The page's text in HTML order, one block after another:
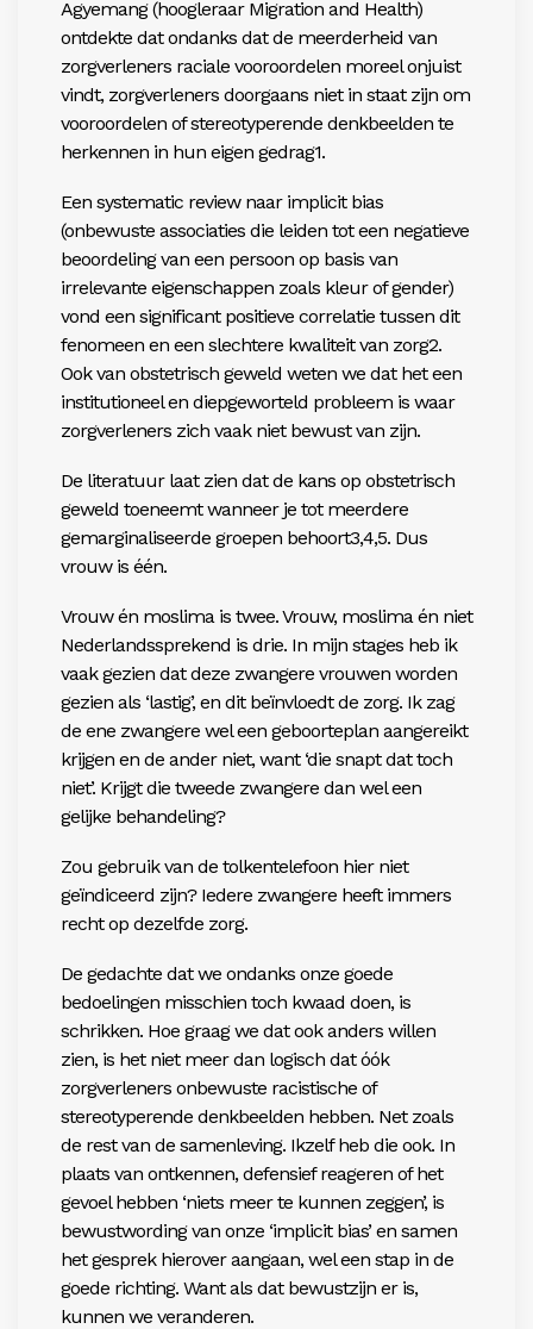
Agyemang (hoogleraar Migration and Health)
ontdekte dat ondanks dat de meerderheid van
zorgverleners raciale vooroordelen moreel onjuist
vindt, zorgverleners doorgaans niet in staat zijn om
vooroordelen of stereotyperende denkbeelden te
herkennen in hun eigen gedrag1.
Een systematic review naar implicit bias
(onbewuste associaties die leiden tot een negatieve
beoordeling van een persoon op basis van
irrelevante eigenschappen zoals kleur of gender)
vond een significant positieve correlatie tussen dit
fenomeen en een slechtere kwaliteit van zorg2.
Ook van obstetrisch geweld weten we dat het een
institutioneel en diepgeworteld probleem is waar
zorgverleners zich vaak niet bewust van zijn.
De literatuur laat zien dat de kans op obstetrisch
geweld toeneemt wanneer je tot meerdere
gemarginaliseerde groepen behoort3,4,5. Dus
vrouw is één.
Vrouw én moslima is twee. Vrouw, moslima én niet
Nederlandssprekend is drie. In mijn stages heb ik
vaak gezien dat deze zwangere vrouwen worden
gezien als ‘lastig’, en dit beïnvloedt de zorg. Ik zag
de ene zwangere wel een geboorteplan aangereikt
krijgen en de ander niet, want ‘die snapt dat toch
niet’. Krijgt die tweede zwangere dan wel een
gelijke behandeling?
Zou gebruik van de tolkentelefoon hier niet
geïndiceerd zijn? Iedere zwangere heeft immers
recht op dezelfde zorg.
De gedachte dat we ondanks onze goede
bedoelingen misschien toch kwaad doen, is
schrikken. Hoe graag we dat ook anders willen
zien, is het niet meer dan logisch dat óók
zorgverleners onbewuste racistische of
stereotyperende denkbeelden hebben. Net zoals
de rest van de samenleving. Ikzelf heb die ook. In
plaats van ontkennen, defensief reageren of het
gevoel hebben ‘niets meer te kunnen zeggen’, is
bewustwording van onze ‘implicit bias’ en samen
het gesprek hierover aangaan, wel een stap in de
goede richting. Want als dat bewustzijn er is,
kunnen we veranderen.